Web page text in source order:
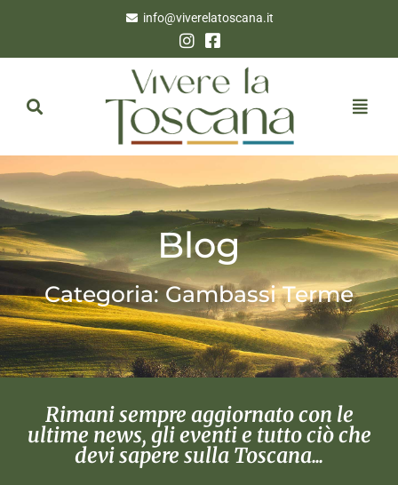
info@viverelatoscana.it
Blog
Categoria: Gambassi Terme
Rimani sempre aggiornato con le
ultime news, gli eventi e tutto ciò che
devi sapere sulla Toscana...